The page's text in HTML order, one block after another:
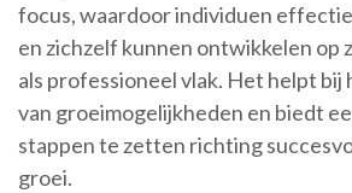
focus, waardoor individuen
en zichzelf kunnen ontwikkelen op
als professioneel vlak. Het helpt
van groeimogelijkheden en biedt
stappen te zetten richting
groei.